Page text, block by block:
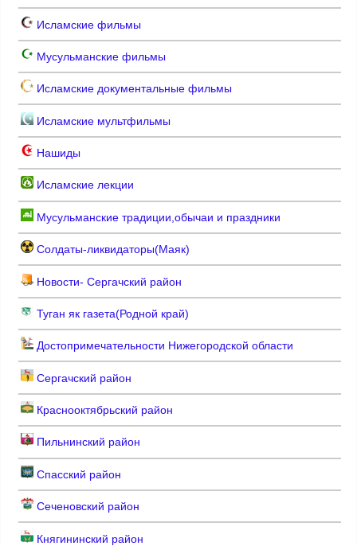
Исламские фильмы
Мусульманские фильмы
Исламские документальные фильмы
Исламские мультфильмы
Нашиды
Исламские лекции
Мусульманские традиции,обычаи и праздники
Солдаты-ликвидаторы(Маяк)
Новости- Сергачский район
Туган як газета(Родной край)
Достопримечательности Нижегородской области
Сергачский район
Краснооктябрьский район
Пильнинский район
Спасский район
Сеченовский район
Княгининский район